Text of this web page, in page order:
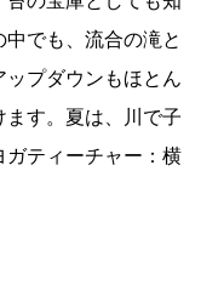
でも、流合の滝と
プダウンもほとん
す。夏は、川で子
ガティーチャー：横